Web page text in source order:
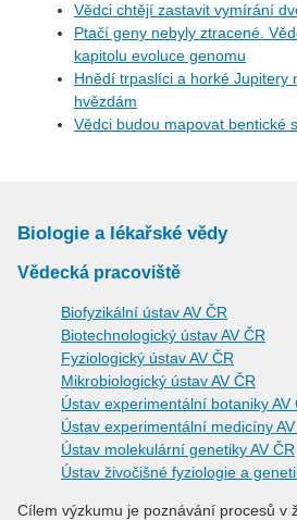
Vědci chtějí zastavit vymírání
Ptačí geny nebyly ztracené.
kapitolu evoluce genomu
Hnědí trpaslíci a horké Jupitery
hvězdám
Vědci budou mapovat bentické
Biologie a lékařské vědy
Vědecká pracoviště
Biofyzikální ústav AV ČR
Biotechnologický ústav AV ČR
Fyziologický ústav AV ČR
Mikrobiologický ústav AV ČR
Ústav experimentální botaniky AV
Ústav experimentální medicíny AV
Ústav molekulární genetiky AV ČR
Ústav živočišné fyziologie a
Cílem výzkumu je poznávání procesů v